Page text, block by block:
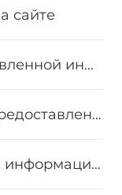
сайте
Достоверность представленной информации
Конфиденциальность предоставленной информации
Условия использования информации сайта